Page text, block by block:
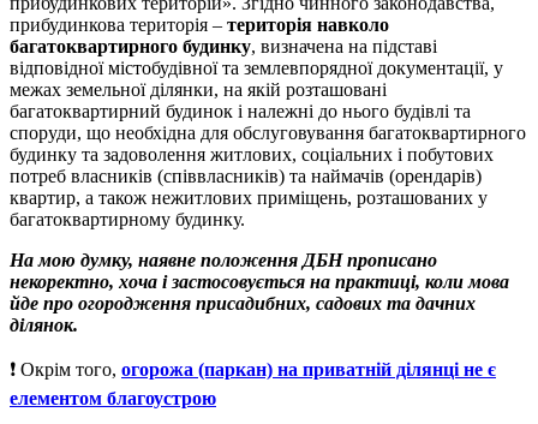
прибудинкова територія – територія навколо
багатоквартирного будинку, визначена на підставі
відповідної містобудівної та землевпорядної документації, у
межах земельної ділянки, на якій розташовані
багатоквартирний будинок і належні до нього будівлі та
споруди, що необхідна для обслуговування багатоквартирного
будинку та задоволення житлових, соціальних і побутових
потреб власників (співвласників) та наймачів (орендарів)
квартир, а також нежитлових приміщень, розташованих у
багатоквартирному будинку.
На мою думку, наявне положення ДБН прописано
некоректно, хоча і застосовується на практиці, коли мова
йде про огородження присадибних, садових та дачних
ділянок.
❗️ Окрім того, огорожа (паркан) на приватній ділянці не є
елементом благоустрою